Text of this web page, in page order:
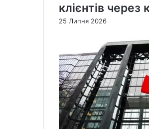
клієнтів через
25 Липня 2026